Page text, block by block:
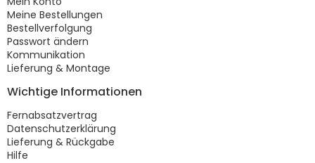
Meine Bestellungen
Bestellverfolgung
Passwort ändern
Kommunikation
Lieferung & Montage
Wichtige Informationen
Fernabsatzvertrag
Datenschutzerklärung
Lieferung & Rückgabe
Hilfe